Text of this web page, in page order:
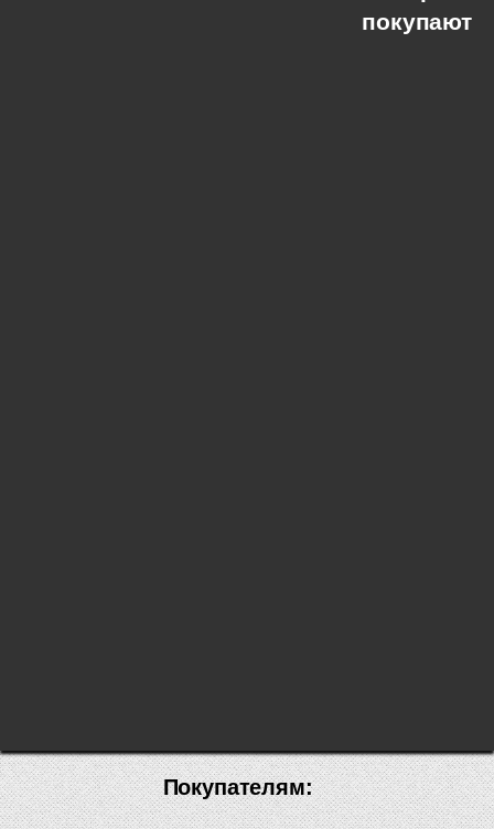
покупают
Покупателям: